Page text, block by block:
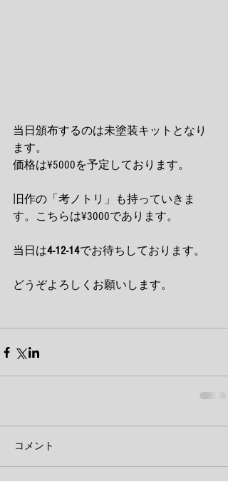
当日頒布するのは未塗装キットとなり
ます。
価格は¥5000を予定しております。
旧作の「考ノトリ」も持っていきま
す。こちらは¥3000であります。
当日は4-12-14でお待ちしております。
どうぞよろしくお願いします。
コメント